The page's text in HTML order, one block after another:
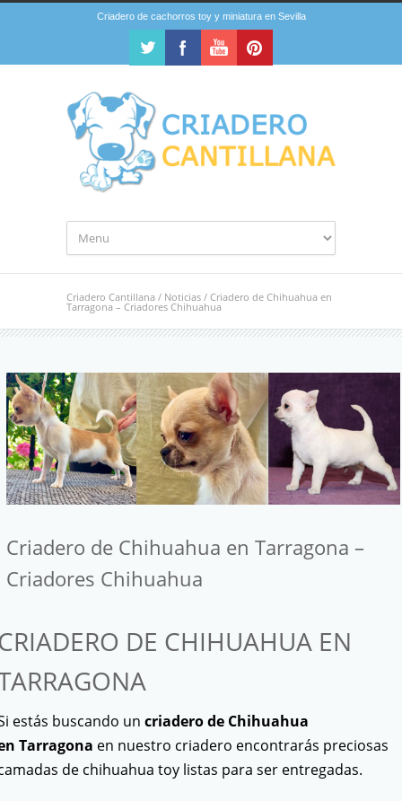
Criadero de cachorros toy y miniatura en Sevilla
Criadero Cantillana / Noticias / Criadero de Chihuahua en
Tarragona – Criadores Chihuahua
Criadero de Chihuahua en Tarragona –
Criadores Chihuahua
DE CHIHUAHUA EN
estás buscando un criadero de Chihuahua
Tarragona en nuestro criadero encontrarás preciosas
de chihuahua toy listas para ser entregadas.